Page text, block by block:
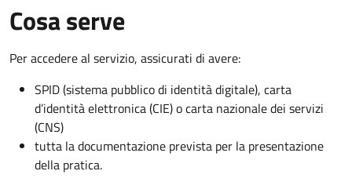
Cosa serve
Per accedere al servizio, assicurati di avere:
SPID (sistema pubblico di identità digitale), carta
d’identità elettronica (CIE) o carta nazionale dei servizi
(CNS)
tutta la documentazione prevista per la presentazione
della pratica.